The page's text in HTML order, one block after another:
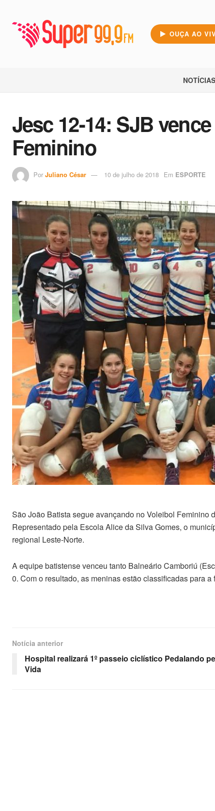
OUÇA AO
NOTÍCIAS
Jesc 12-14: SJB
Feminino
Por Juliano César 10 de julho de 2018 Em ESPORTE
São João Batista segue avançando no Voleibol Feminino
Representado pela Escola Alice da Silva Gomes, o
regional Leste-Norte.
A equipe batistense venceu tanto Balneário Camboriú
0. Com o resultado, as meninas estão classificadas para
Notícia anterior
Hospital realizará 1º passeio ciclístico Pedalando
Vida